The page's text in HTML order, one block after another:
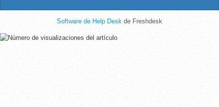
Software de Help Desk de Freshdesk